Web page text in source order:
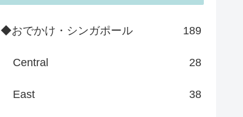
◆おでかけ・シンガポール 189
Central 28
East 38